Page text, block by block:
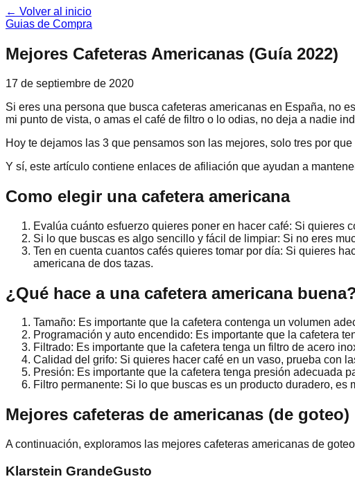
← Volver al inicio
Guias de Compra
Mejores Cafeteras Americanas (Guía 2022)
17 de septiembre de 2020
Si eres una persona que busca cafeteras americanas en España, no
mi punto de vista, o amas el café de filtro o lo odias, no deja a nadie
Hoy te dejamos las 3 que pensamos son las mejores, solo tres por
Y sí, este artículo contiene enlaces de afiliación que ayudan a
Como elegir una cafetera americana
Evalúa cuánto esfuerzo quieres poner en hacer café: Si quieres
Si lo que buscas es algo sencillo y fácil de limpiar: Si no eres
Ten en cuenta cuantos cafés quieres tomar por día: Si quieres
americana de dos tazas.
¿Qué hace a una cafetera americana
Tamaño: Es importante que la cafetera contenga un volumen
Programación y auto encendido: Es importante que la cafetera
Filtrado: Es importante que la cafetera tenga un filtro de acero
Calidad del grifo: Si quieres hacer café en un vaso, prueba con
Presión: Es importante que la cafetera tenga presión adecuada
Filtro permanente: Si lo que buscas es un producto duradero, es
Mejores cafeteras de americanas (de goteo)
A continuación, exploramos las mejores cafeteras americanas de
Klarstein GrandeGusto